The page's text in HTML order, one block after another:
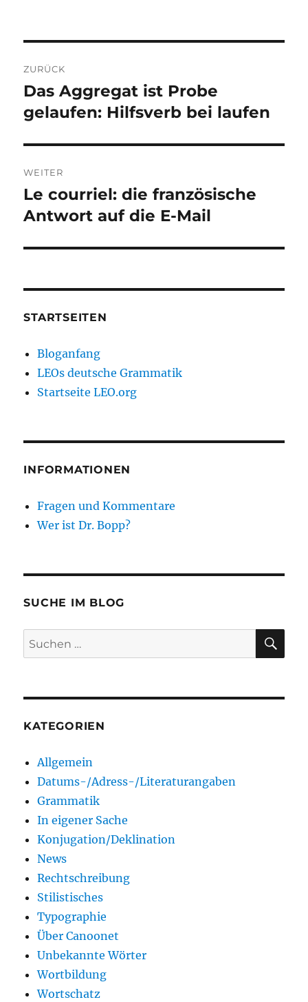
ZURÜCK
Vorheriger
Beitrag:
Das Aggregat ist Probe
gelaufen: Hilfsverb bei laufen
WEITER
Nächster
Beitrag:
Le courriel: die französische
Antwort auf die E-Mail
STARTSEITEN
Bloganfang
LEOs deutsche Grammatik
Startseite LEO.org
INFORMATIONEN
Fragen und Kommentare
Wer ist Dr. Bopp?
SUCHE IM BLOG
Suchen
nach:
KATEGORIEN
Allgemein
Datums-/Adress-/Literaturangaben
Grammatik
In eigener Sache
Konjugation/Deklination
News
Rechtschreibung
Stilistisches
Typographie
Über Canoonet
Unbekannte Wörter
Wortbildung
Wortschatz